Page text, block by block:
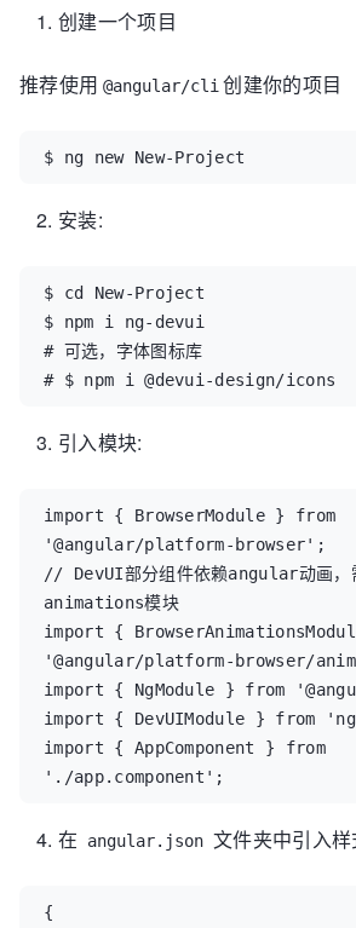
创建一个项目
推荐使用 @angular/cli 创建你的项目
$ ng new New-Project
安装:
$ cd New-Project
$ npm i ng-devui
# 可选，字体图标库
# $ npm i @devui-design/icons
引入模块:
import { BrowserModule } from
'@angular/platform-browser';
// DevUI部分组件依赖angular动画，
animations模块
import {
'@angular/platform-browser/
import { NgModule } from
import { DevUIModule } from
import { AppComponent } from
'./app.component';
@NgModule({
  ],
在 angular.json 文件夹中引入样
{